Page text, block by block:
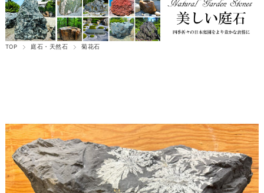
TOP 庭石・天然石 菊花石